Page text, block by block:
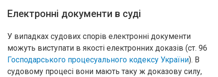
Електронні документи в суді
У випадках судових спорів електронні документи
можуть виступати в якості електронних доказів (ст. 96
Господарського процесуального кодексу України). В
судовому процесі вони мають таку ж доказову силу,